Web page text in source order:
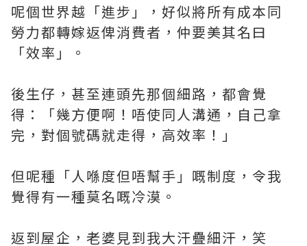
呢個世界越「進步」，好似將所有成本同
勞力都轉嫁返俾消費者，仲要美其名曰
「效率」。
後生仔，甚至連頭先那個細路，都會覺
得：「幾方便啊！唔使同人溝通，自己拿
完，對個號碼就走得，高效率！」
但呢種「人喺度但唔幫手」嘅制度，令我
覺得有一種莫名嘅冷漠。
返到屋企，老婆見到我大汗疊細汗，笑